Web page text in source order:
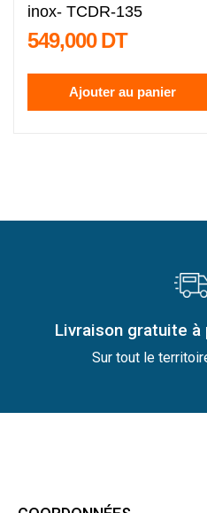
inox- TCDR-135
549,000 DT
Ajouter au panier
Livraison gratuite
Sur tout le